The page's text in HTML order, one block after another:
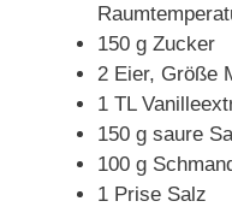
150 g Zucker
2 Eier, Größe
1 TL
150 g saure
100 g
1 Prise Salz